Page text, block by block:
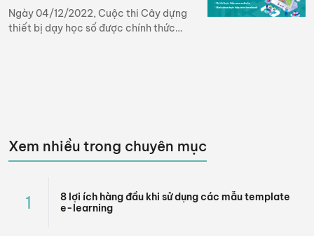
Cuộc thi Xây dựng thiết bị
dạy học số
Ngày 04/12/2022, Cuộc thi Cây dựng
thiết bị dạy học số được chính thức
Xem nhiều trong chuyên mục
1
8 lợi ích hàng đầu khi sử dụng các mẫu template
e-learning